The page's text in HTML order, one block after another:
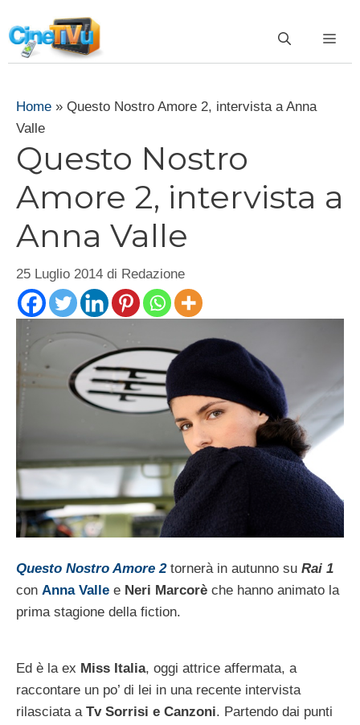
al
contenuto
Home » Questo Nostro Amore 2, intervista a Anna
Valle
Questo Nostro
Amore 2, intervista a
Anna Valle
25 Luglio 2014 di Redazione
Questo Nostro Amore 2 tornerà in autunno su Rai 1
con Anna Valle e Neri Marcorè che hanno animato la
prima stagione della fiction.
Ed è la ex Miss Italia, oggi attrice affermata, a
raccontare un po’ di lei in una recente intervista
rilasciata a Tv Sorrisi e Canzoni. Partendo dai punti